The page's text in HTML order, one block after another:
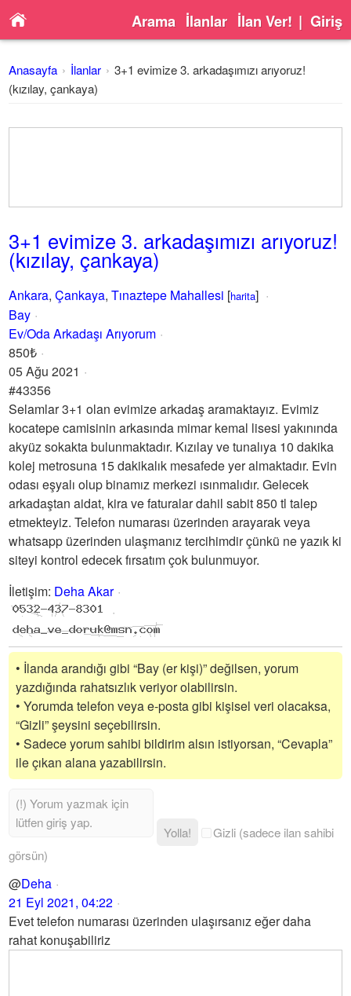
Arama İlanlar İlan Ver! | Giriş
Anasayfa İlanlar
3+1 evimize 3. arkadaşımızı arıyoruz!
(kızılay, çankaya)
3+1 evimize 3. arkadaşımızı arıyoruz!
(kızılay, çankaya)
Ankara,Çankaya,Tınaztepe Mahallesi [harita]
Bay
Ev/Oda Arkadaşı Arıyorum
850₺
05 Ağu 2021
#43356
Selamlar 3+1 olan evimize arkadaş aramaktayız. Evimiz
kocatepe camisinin arkasında mimar kemal lisesi yakınında
akyüz sokakta bulunmaktadır. Kızılay ve tunalıya 10 dakika
kolej metrosuna 15 dakikalık mesafede yer almaktadır. Evin
odası eşyalı olup binamız merkezi ısınmalıdır. Gelecek
arkadaştan aidat, kira ve faturalar dahil sabit 850 tl talep
etmekteyiz. Telefon numarası üzerinden arayarak veya
whatsapp üzerinden ulaşmanız tercihimdir çünkü ne yazık ki
siteyi kontrol edecek fırsatım çok bulunmuyor.
İletişim: Deha Akar
• İlanda arandığı gibi “Bay (er kişi)” değilsen, yorum
yazdığında rahatsızlık veriyor olabilirsin.
• Yorumda telefon veya e-posta gibi kişisel veri olacaksa,
“Gizli” şeysini seçebilirsin.
• Sadece yorum sahibi bildirim alsın istiyorsan, “Cevapla”
ile çıkan alana yazabilirsin.
Yolla!
Gizli (sadece ilan sahibi
görsün)
@Deha
21 Eyl 2021, 04:22
Evet telefon numarası üzerinden ulaşırsanız eğer daha
rahat konuşabiliriz